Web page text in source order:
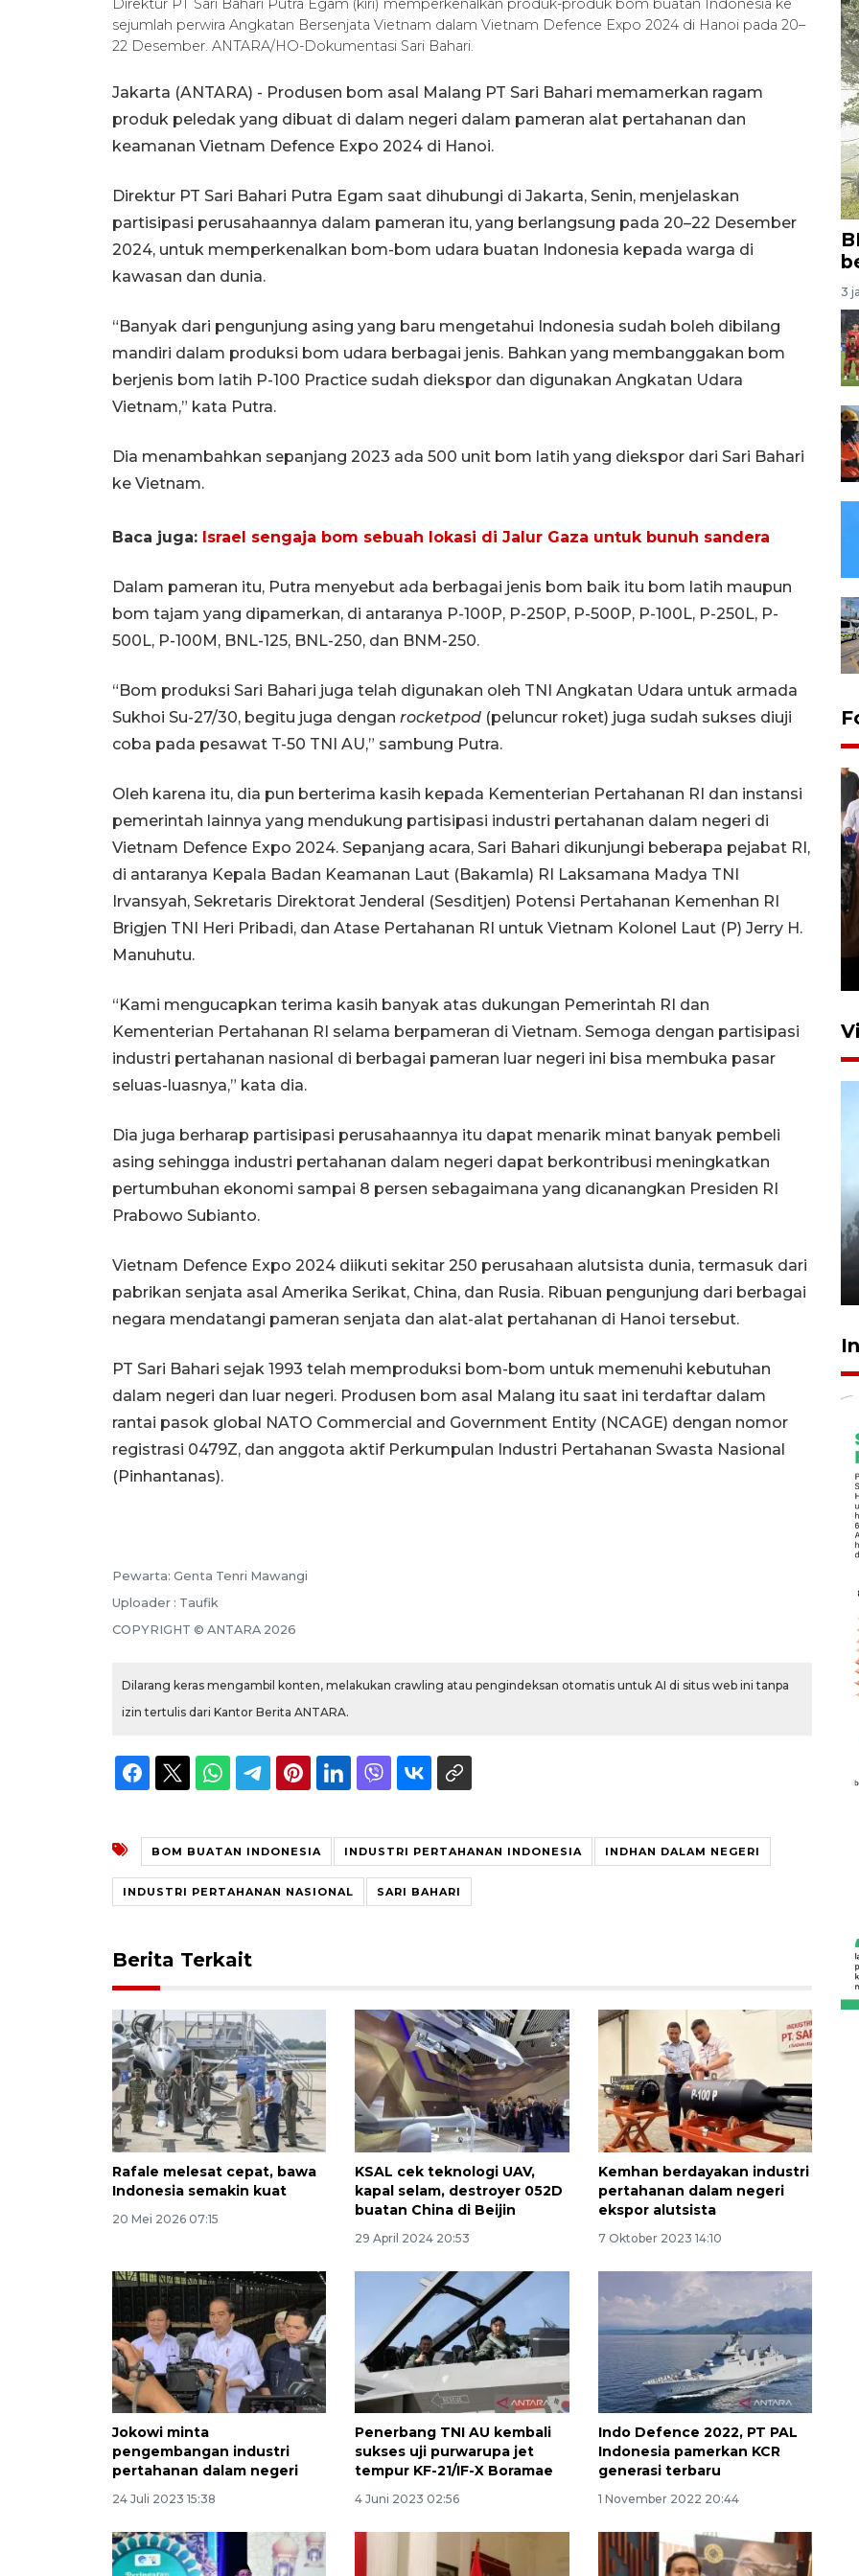
Direktur PT Sari Bahari Putra Egam (kiri) memperkenalkan produk-produk bom buatan Indonesia ke
sejumlah perwira Angkatan Bersenjata Vietnam dalam Vietnam Defence Expo 2024 di Hanoi pada 20–
22 Desember. ANTARA/HO-Dokumentasi Sari Bahari.
Jakarta (ANTARA) - Produsen bom asal Malang PT Sari Bahari memamerkan ragam
produk peledak yang dibuat di dalam negeri dalam pameran alat pertahanan dan
keamanan Vietnam Defence Expo 2024 di Hanoi.
Direktur PT Sari Bahari Putra Egam saat dihubungi di Jakarta, Senin, menjelaskan
partisipasi perusahaannya dalam pameran itu, yang berlangsung pada 20–22 Desember
2024, untuk memperkenalkan bom-bom udara buatan Indonesia kepada warga di
kawasan dan dunia.
“Banyak dari pengunjung asing yang baru mengetahui Indonesia sudah boleh dibilang
mandiri dalam produksi bom udara berbagai jenis. Bahkan yang membanggakan bom
berjenis bom latih P-100 Practice sudah diekspor dan digunakan Angkatan Udara
Vietnam,” kata Putra.
Dia menambahkan sepanjang 2023 ada 500 unit bom latih yang diekspor dari Sari Bahari
ke Vietnam.
Baca juga: Israel sengaja bom sebuah lokasi di Jalur Gaza untuk bunuh sandera
Dalam pameran itu, Putra menyebut ada berbagai jenis bom baik itu bom latih maupun
bom tajam yang dipamerkan, di antaranya P-100P, P-250P, P-500P, P-100L, P-250L, P-
500L, P-100M, BNL-125, BNL-250, dan BNM-250.
“Bom produksi Sari Bahari juga telah digunakan oleh TNI Angkatan Udara untuk armada
Sukhoi Su-27/30, begitu juga dengan rocketpod (peluncur roket) juga sudah sukses diuji
coba pada pesawat T-50 TNI AU,” sambung Putra.
Oleh karena itu, dia pun berterima kasih kepada Kementerian Pertahanan RI dan instansi
pemerintah lainnya yang mendukung partisipasi industri pertahanan dalam negeri di
Vietnam Defence Expo 2024. Sepanjang acara, Sari Bahari dikunjungi beberapa pejabat RI,
di antaranya Kepala Badan Keamanan Laut (Bakamla) RI Laksamana Madya TNI
Irvansyah, Sekretaris Direktorat Jenderal (Sesditjen) Potensi Pertahanan Kemenhan RI
Brigjen TNI Heri Pribadi, dan Atase Pertahanan RI untuk Vietnam Kolonel Laut (P) Jerry H.
Manuhutu.
“Kami mengucapkan terima kasih banyak atas dukungan Pemerintah RI dan
Kementerian Pertahanan RI selama berpameran di Vietnam. Semoga dengan partisipasi
industri pertahanan nasional di berbagai pameran luar negeri ini bisa membuka pasar
seluas-luasnya,” kata dia.
Dia juga berharap partisipasi perusahaannya itu dapat menarik minat banyak pembeli
asing sehingga industri pertahanan dalam negeri dapat berkontribusi meningkatkan
pertumbuhan ekonomi sampai 8 persen sebagaimana yang dicanangkan Presiden RI
Prabowo Subianto.
Vietnam Defence Expo 2024 diikuti sekitar 250 perusahaan alutsista dunia, termasuk dari
pabrikan senjata asal Amerika Serikat, China, dan Rusia. Ribuan pengunjung dari berbagai
negara mendatangi pameran senjata dan alat-alat pertahanan di Hanoi tersebut.
PT Sari Bahari sejak 1993 telah memproduksi bom-bom untuk memenuhi kebutuhan
dalam negeri dan luar negeri. Produsen bom asal Malang itu saat ini terdaftar dalam
rantai pasok global NATO Commercial and Government Entity (NCAGE) dengan nomor
registrasi 0479Z, dan anggota aktif Perkumpulan Industri Pertahanan Swasta Nasional
(Pinhantanas).
Pewarta: Genta Tenri Mawangi
Uploader : Taufik
COPYRIGHT © ANTARA 2026
Dilarang keras mengambil konten, melakukan crawling atau pengindeksan otomatis untuk AI di situs web ini tanpa
izin tertulis dari Kantor Berita ANTARA.
BOM BUATAN INDONESIA INDUSTRI PERTAHANAN INDONESIA INDHAN DALAM NEGERI
INDUSTRI PERTAHANAN NASIONAL SARI BAHARI
Berita Terkait
Rafale melesat cepat, bawa
Indonesia semakin kuat
20 Mei 2026 07:15
KSAL cek teknologi UAV,
kapal selam, destroyer 052D
buatan China di Beijin
29 April 2024 20:53
Kemhan berdayakan industri
pertahanan dalam negeri
ekspor alutsista
7 Oktober 2023 14:10
Jokowi minta
pengembangan industri
pertahanan dalam negeri
24 Juli 2023 15:38
Penerbang TNI AU kembali
sukses uji purwarupa jet
tempur KF-21/IF-X Boramae
4 Juni 2023 02:56
Indo Defence 2022, PT PAL
Indonesia pamerkan KCR
generasi terbaru
1 November 2022 20:44
3
Persebaya juara Piala
Presiden 2026
kebakaran Bromo